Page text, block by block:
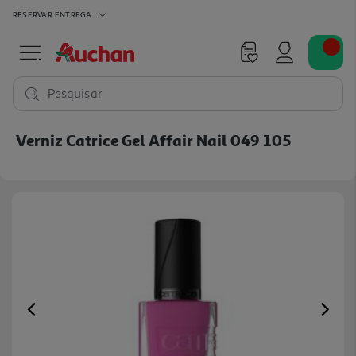
RESERVAR ENTREGA
Pesquisar
Verniz Catrice Gel Affair Nail 049 105
Previous